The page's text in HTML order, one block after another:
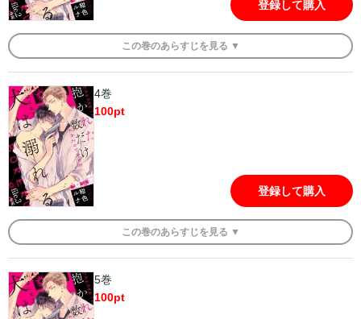
登録して購入
この巻のあらすじを 見る ▼
4巻
100pt
登録して購入
この巻のあらすじを 見る ▼
5巻
100pt